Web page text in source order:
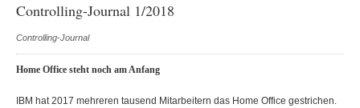
Controlling-Journal 1/2018
Controlling-Journal
Home Office steht noch am Anfang
IBM hat 2017 mehreren tausend Mitarbeitern das Home Office gestrichen.